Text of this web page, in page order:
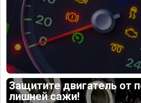
Защитите двигатель от
лишней сажи!